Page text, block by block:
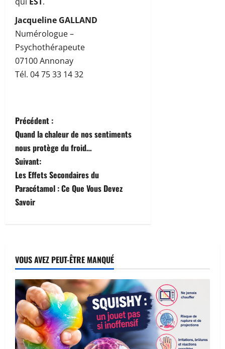
Jacqueline GALLAND
Numérologue –
Psychothérapeute
07100 Annonay
Tél. 04 75 33 14 32
N
a
v
i
g
t
i
o
n
d
Précédent :
Quand la chaleur de nos sentiments
nous protège du froid…
Suivant:
Les Effets Secondaires du
Paracétamol : Ce Que Vous Devez
Savoir
VOUS AVEZ PEUT-ÊTRE MANQUÉ